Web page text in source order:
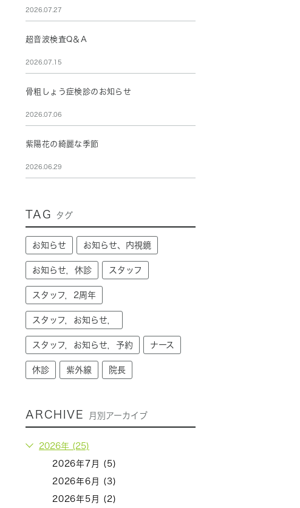
2026.07.27
超音波検査Q＆A
2026.07.15
骨粗しょう症検診のお知らせ
2026.07.06
紫陽花の綺麗な季節
2026.06.29
TAG タグ
お知らせ お知らせ、内視鏡
お知らせ，休診 スタッフ
スタッフ，2周年
スタッフ，お知らせ，
スタッフ，お知らせ，予約 ナース
休診 紫外線 院長
ARCHIVE 月別アーカイブ
2026年 (25)
2026年7月 (5)
2026年6月 (3)
2026年5月 (2)